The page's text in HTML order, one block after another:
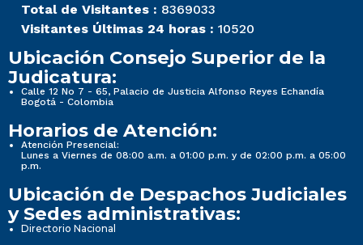
Total de Visitantes : 8369033
Visitantes Últimas 24 horas : 10520
Ubicación Consejo Superior de la
Judicatura:
Calle 12 No 7 - 65, Palacio de Justicia Alfonso Reyes Echandía
Bogotá - Colombia
Horarios de Atención:
Atención Presencial:
Lunes a Viernes de 08:00 a.m. a 01:00 p.m. y de 02:00 p.m. a 05:00
p.m.
Ubicación de Despachos Judiciales
y Sedes administrativas:
Directorio Nacional